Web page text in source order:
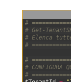
#
# Get-
# Elenca
#
#
#
#